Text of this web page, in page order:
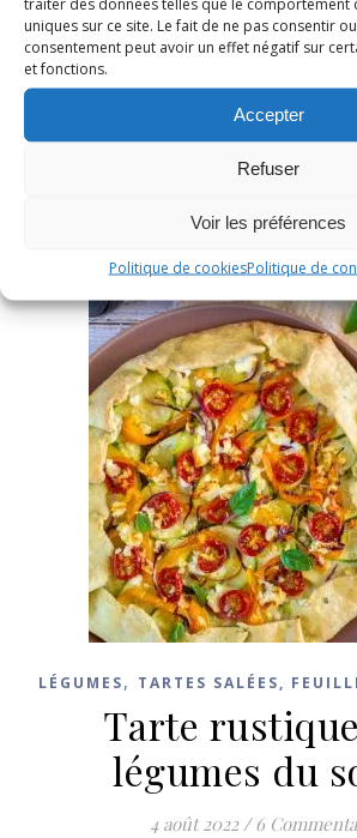
uniques sur ce site. Le fait de ne pas consentir
consentement peut avoir un effet négatif sur
et fonctions.
Accepter
Refuser
Voir les préférences
Politique de cookiesPolitique de
1 décembre 2022 / 6
LÉGUMES, TARTES SALÉES,
Tarte
légumes du
4 août 2022 / 6